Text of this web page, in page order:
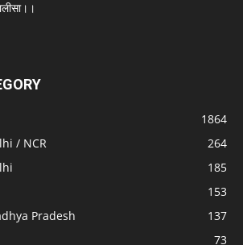
1864
/ NCR
264
185
153
Pradesh
137
73